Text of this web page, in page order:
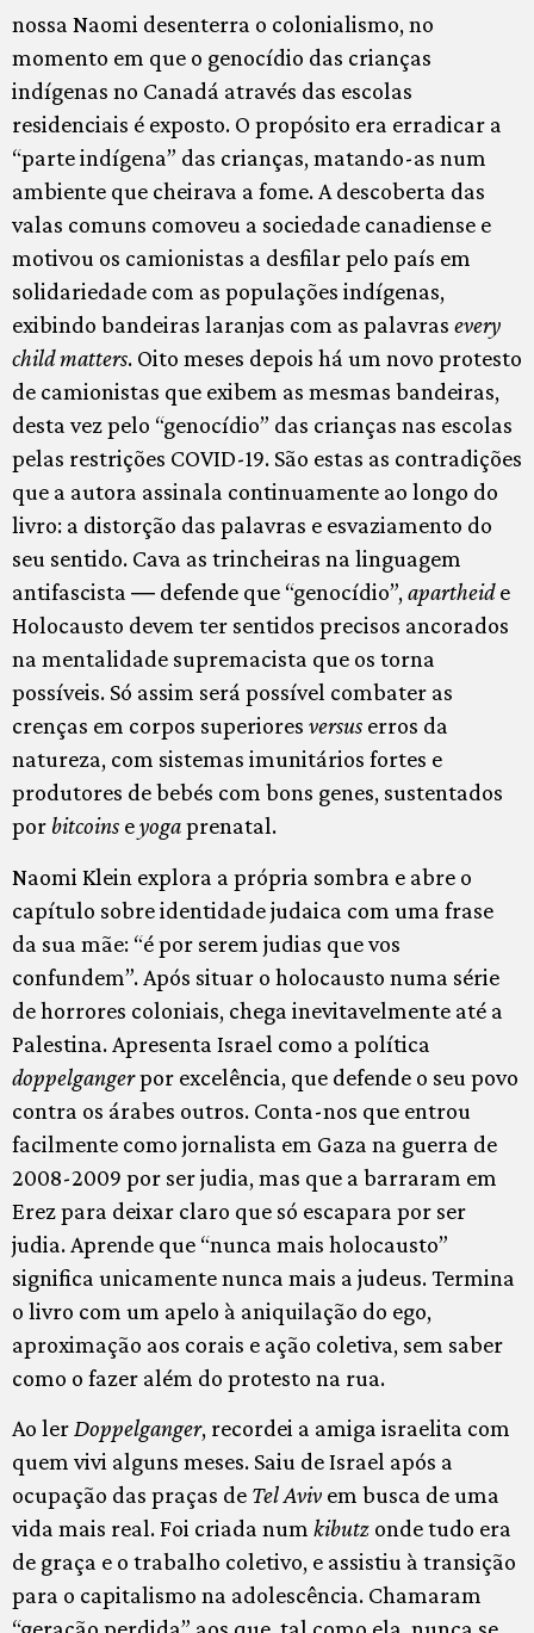
nossa Naomi desenterra o colonialismo, no
momento em que o genocídio das crianças
indígenas no Canadá através das escolas
residenciais é exposto. O propósito era erradicar a
“parte indígena” das crianças, matando-as num
ambiente que cheirava a fome. A descoberta das
valas comuns comoveu a sociedade canadiense e
motivou os camionistas a desfilar pelo país em
solidariedade com as populações indígenas,
exibindo bandeiras laranjas com as palavras every
child matters. Oito meses depois há um novo protesto
de camionistas que exibem as mesmas bandeiras,
desta vez pelo “genocídio” das crianças nas escolas
pelas restrições COVID-19. São estas as contradições
que a autora assinala continuamente ao longo do
livro: a distorção das palavras e esvaziamento do
seu sentido. Cava as trincheiras na linguagem
antifascista ― defende que “genocídio”, apartheide
Holocausto devem ter sentidos precisos ancorados
na mentalidade supremacista que os torna
possíveis. Só assim será possível combater as
crenças em corpos superiores versus erros da
natureza, com sistemas imunitários fortes e
produtores de bebés com bons genes, sustentados
por bitcoins eyogaprenatal.
Naomi Klein explora a própria sombra e abre o
capítulo sobre identidade judaica com uma frase
da sua mãe: “é por serem judias que vos
confundem”. Após situar o holocausto numa série
de horrores coloniais, chega inevitavelmente até a
Palestina. Apresenta Israel como a política
doppelgangerpor excelência, que defende o seu povo
contra os árabes outros. Conta-nos que entrou
facilmente como jornalista em Gaza na guerra de
2008-2009 por ser judia, mas que a barraram em
Erez para deixar claro que só escapara por ser
judia. Aprende que “nunca mais holocausto”
significa unicamente nunca mais a judeus. Termina
o livro com um apelo à aniquilação do ego,
aproximação aos corais e ação coletiva, sem saber
como o fazer além do protesto na rua.
Ao ler Doppelganger, recordei a amiga israelita com
quem vivi alguns meses. Saiu de Israel após a
ocupação das praças de Tel Aviv em busca de uma
vida mais real. Foi criada num kibutz onde tudo era
de graça e o trabalho coletivo, e assistiu à transição
para o capitalismo na adolescência. Chamaram